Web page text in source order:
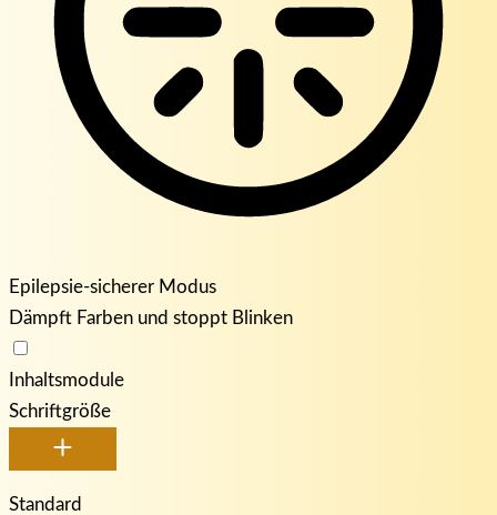
Epilepsie-sicherer Modus
Dämpft Farben und stoppt Blinken
Inhaltsmodule
Schriftgröße
Standard